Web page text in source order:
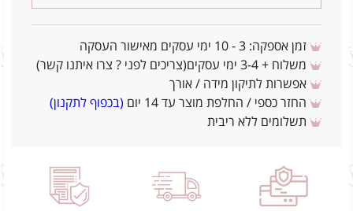
זמן אספקה: 3 - 10 ימי עסקים מאישור העסקה
משלוח + 3-4 ימי עסקים(צריכים לפני ? צרו איתנו קשר)
אפשרות לתיקון מידה / אורך
החזר כספי / החלפת מוצר עד 14 יום
(בכפוף לתקנון)
תשלומים ללא ריבית